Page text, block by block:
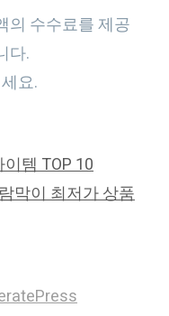
의 수수료를 제공
다.
요.
템 TOP 10
막이 최저가 상품